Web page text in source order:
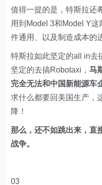
值得一提的是，特斯拉还
用到Model 3和Model Y
件通用、以及制造成本的
特斯拉如此坚定的all in去
坚定的去搞Robotaxi，马
完全无法和中国新能源车
求什么都要回美国生产，
降！
那么，还不如跳出来，
战争。
03